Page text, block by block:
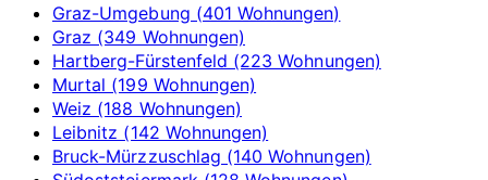
Graz-Umgebung (401 Wohnungen)
Graz (349 Wohnungen)
Hartberg-Fürstenfeld (223 Wohnungen)
Murtal (199 Wohnungen)
Weiz (188 Wohnungen)
Leibnitz (142 Wohnungen)
Bruck-Mürzzuschlag (140 Wohnungen)